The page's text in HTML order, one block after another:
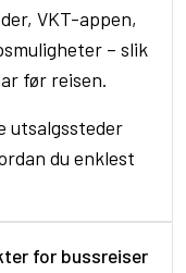
VKT-appen,
– slik
før reisen.
utsalgssteder
du enklest
for bussreiser